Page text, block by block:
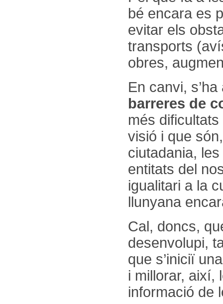
bé encara es
evitar els
transports
obres,
En canvi,
barreres de
més
visió i que
ciutadania,
entitats del
igualitari a la
llunyana
Cal, doncs,
desenvolupi,
que s’iniciï
i millorar, així,
informació de